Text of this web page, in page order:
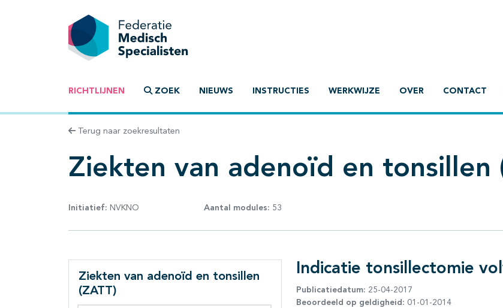
RICHTLIJNEN ZOEK NIEUWS INSTRUCTIES WERKWIJZE OVER CONTACT
Terug naar zoekresultaten
Ziekten van adenoïd en tonsillen
Initiatief: NVKNO Aantal modules: 53
Ziekten van adenoïd en tonsillen
(ZATT)
Indicatie tonsillectomie
Publicatiedatum: 25-04-2017
Beoordeeld op geldigheid: 01-01-2014